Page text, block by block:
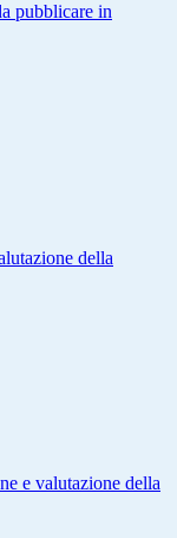
pubblicare in
della
e valutazione della